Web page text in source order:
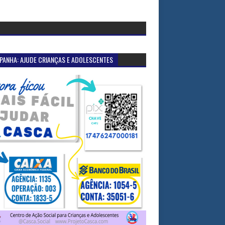
AJUDE CRIANÇAS E ADOLESCENTES